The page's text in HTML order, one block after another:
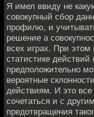
Я имел ввиду не
совокупный сбор
профилю, и
решение а
всех играх. При
статистике
предположительно
вероятные
действиям. И это все
сочетаться и с
предотвращения